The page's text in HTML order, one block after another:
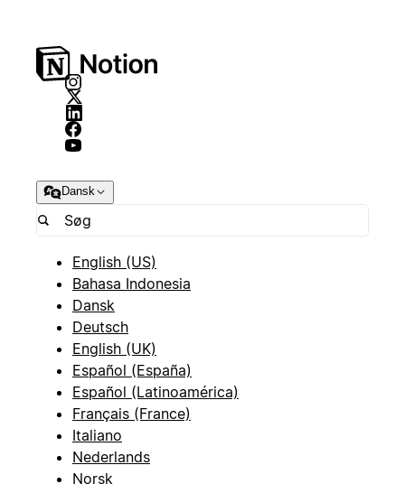
Dansk
English (US)
Bahasa Indonesia
Dansk
Deutsch
English (UK)
Español (España)
Español (Latinoamérica)
Français (France)
Italiano
Nederlands
Norsk